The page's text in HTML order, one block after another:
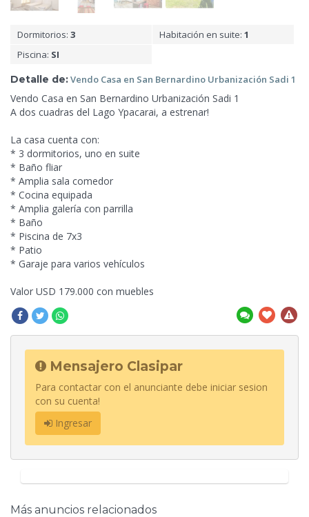
Dormitorios: 3 Habitación en suite: 1
Piscina: SI
Detalle de:Vendo Casa en San Bernardino Urbanización Sadi 1
Vendo Casa en San Bernardino Urbanización Sadi 1
A dos cuadras del Lago Ypacarai, a estrenar!
La casa cuenta con:
* 3 dormitorios, uno en suite
* Baño fliar
* Amplia sala comedor
* Cocina equipada
* Amplia galería con parrilla
* Baño
* Piscina de 7x3
* Patio
* Garaje para varios vehículos
Valor USD 179.000 con muebles
Mensajero Clasipar
Para contactar con el anunciante debe iniciar sesion
con su cuenta!
Ingresar
Más anuncios relacionados